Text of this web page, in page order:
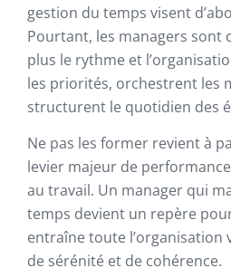
gestion du temps visent
Pourtant, les managers sont
plus le rythme et
les priorités, orchestrent les
structurent le quotidien des
Ne pas les former revient à
levier majeur de
au travail. Un manager qui
temps devient un repère
entraîne toute l’organisation
de sérénité et de cohérence.